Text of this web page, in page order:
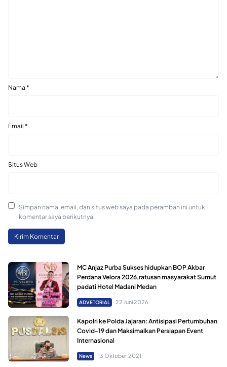
Nama *
Email *
Situs Web
Simpan nama, email, dan situs web saya pada peramban ini untuk
komentar saya berikutnya.
MC Anjaz Purba Sukses hidupkan BOP Akbar
Perdana Velora 2026,ratusan masyarakat Sumut
padati Hotel Madani Medan
ADVETORIAL 22 Juni 2026
Kapolri ke Polda Jajaran: Antisipasi Pertumbuhan
Covid-19 dan Maksimalkan Persiapan Event
Internasional
News 13 Oktober 2021